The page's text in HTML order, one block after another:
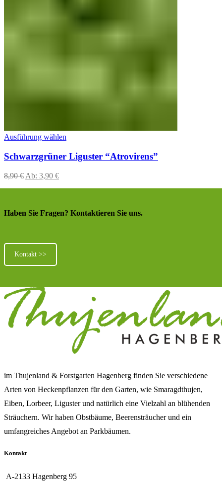
Ausführung wählen
Schwarzgrüner Liguster “Atrovirens”
8,90€ Ab: 3,90 €
Haben Sie Fragen? Kontaktieren Sie uns.
Kontakt >>
im Thujenland & Forstgarten Hagenberg finden Sie verschiedene
Arten von Heckenpflanzen für den Garten, wie Smaragdthujen,
Eiben, Lorbeer, Liguster und natürlich eine Vielzahl an blühenden
Sträuchern. Wir haben Obstbäume, Beerensträucher und ein
umfangreiches Angebot an Parkbäumen.
Kontakt
A-2133 Hagenberg 95